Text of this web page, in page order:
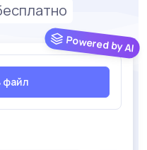
Powered by AI
файл